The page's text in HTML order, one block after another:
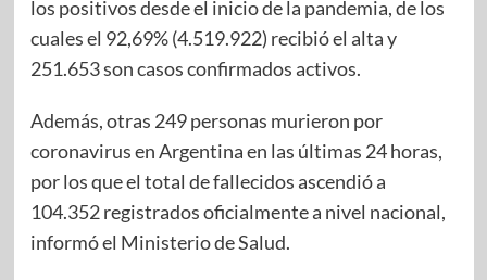
los positivos desde el inicio de la pandemia, de los
cuales el 92,69% (4.519.922) recibió el alta y
251.653 son casos confirmados activos.
Además, otras 249 personas murieron por
coronavirus en Argentina en las últimas 24 horas,
por los que el total de fallecidos ascendió a
104.352 registrados oficialmente a nivel nacional,
informó el Ministerio de Salud.